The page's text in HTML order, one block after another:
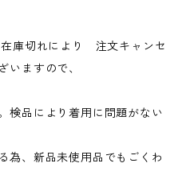
在庫切れにより 注文キャンセ
いますので、
検品により着用に問題がない
為、新品未使用品でもごくわ